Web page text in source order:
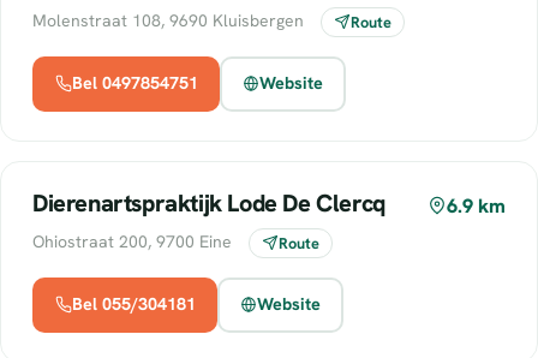
Molenstraat 108, 9690 Kluisbergen Route
Bel 0497854751 Website
Dierenartspraktijk Lode De Clercq 6.9 km
Ohiostraat 200, 9700 Eine Route
Bel 055/304181 Website